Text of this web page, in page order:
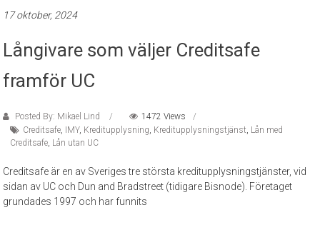
17 oktober, 2024
Långivare som väljer Creditsafe
framför UC
Posted By: Mikael Lind
1472 Views
Creditsafe, IMY, Kreditupplysning, Kreditupplysningstjänst, Lån med
Creditsafe, Lån utan UC
Creditsafe är en av Sveriges tre största kreditupplysningstjänster, vid
sidan av UC och Dun and Bradstreet (tidigare Bisnode). Företaget
grundades 1997 och har funnits